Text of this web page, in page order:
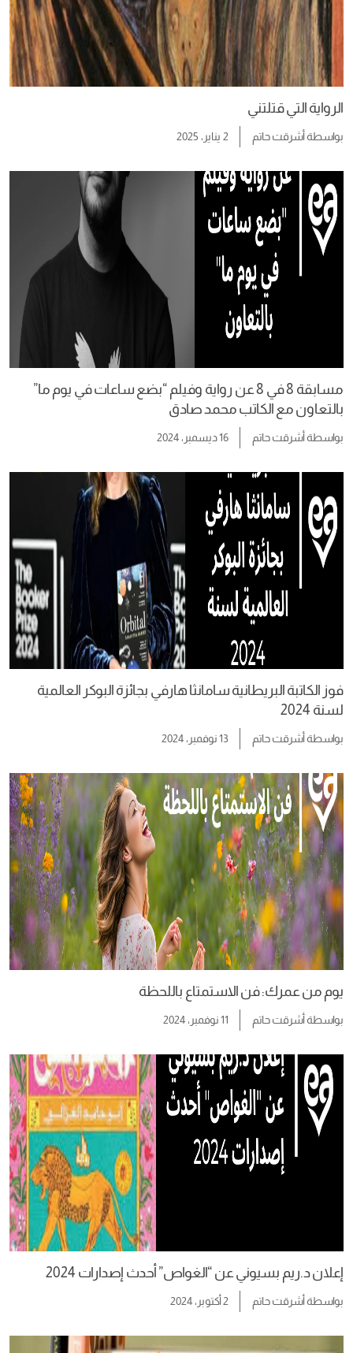
الرواية التي قتلتني
بواسطةأشرقت حاتم 2 يناير، 2025
مسابقة 8 في 8 عن رواية وفيلم “بضع ساعات في يوم ما”
بالتعاون مع الكاتب محمد صادق
بواسطةأشرقت حاتم 16 ديسمبر، 2024
فوز الكاتبة البريطانية سامانثا هارفي بجائزة البوكر العالمية
لسنة 2024
بواسطةأشرقت حاتم 13 نوفمبر، 2024
يوم من عمرك: فن الاستمتاع باللحظة
بواسطةأشرقت حاتم 11 نوفمبر، 2024
إعلان د.ريم بسيوني عن “الغواص” أحدث إصدارات 2024
بواسطةأشرقت حاتم 2 أكتوبر، 2024